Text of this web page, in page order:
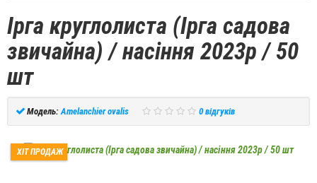
Ірга круглолиста (Ірга садова
звичайна) / насіння 2023р / 50
шт
Модель: Amelanchier ovalis 0 відгуків
ХІТ ПРОДАЖ